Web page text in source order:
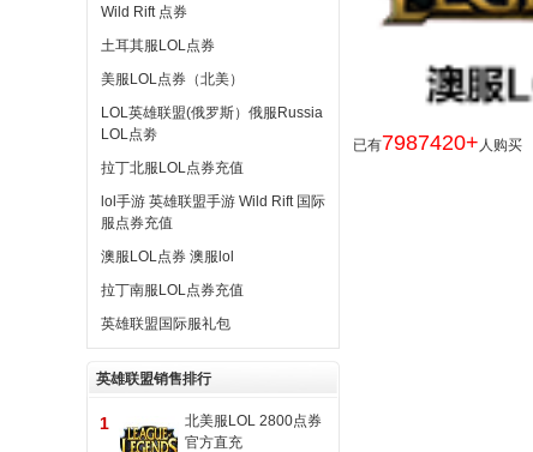
已有7987420+ 人购买
Wild Rift 点券
土耳其服LOL点券
美服LOL点券（北美）
LOL英雄联盟(俄罗斯）俄服Russia
LOL点劵
拉丁北服LOL点券充值
lol手游 英雄联盟手游 Wild Rift 国际
服点券充值
澳服LOL点券 澳服lol
拉丁南服LOL点券充值
英雄联盟国际服礼包
英雄联盟销售排行
1
北美服LOL 2800点券
官方直充